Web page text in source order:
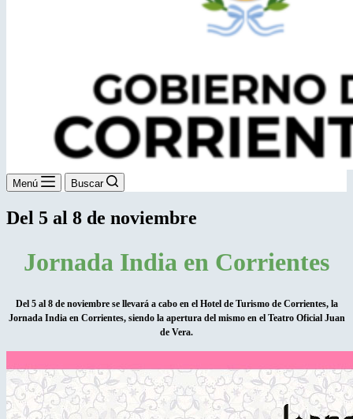
Menú Buscar
Del 5 al 8 de noviembre
Jornada India en Corrientes
Del 5 al 8 de noviembre se llevará a cabo en el Hotel de Turismo de Corrientes, la
Jornada India en Corrientes, siendo la apertura del mismo en el Teatro Oficial Juan
de Vera.